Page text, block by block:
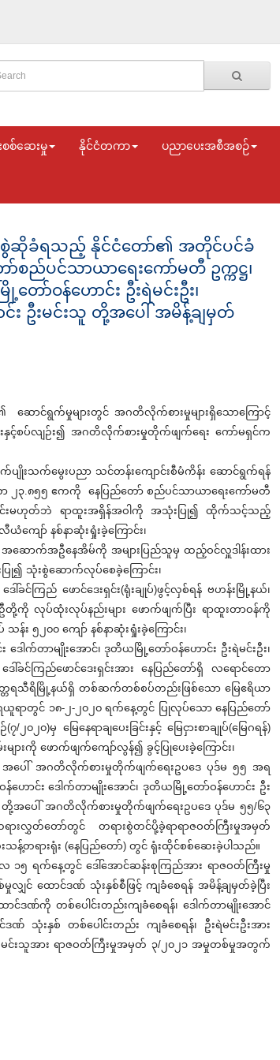
စစ်ဆေးမှု နိုင်ငံတကာ ပညာပေးအစီအစဉ်
စွဲဆိုခံရသည့် နိုင်ငံတော်၏ အတိုင်ပင်ခံ
ာ်စည်ပင်သာယာရေးကော်မတီ ဥက္ကဋ္ဌ၊
ော်ဝန်ဟောင်း ဦးရဲမင်းဦး၊
း ဦးမင်းသူ တို့အပေါ် အမိန့်ချမှတ်
င်ရွက်မှုများတွင် အဂတိလိုက်စားမှုများရှိသောကြောင့်
နှင့်စပ်လျဉ်း၍ အဂတိလိုက်စားမှုတိုက်ဖျက်ရေး ကော်မရှင်က
းသက်မွေးပညာ သင်တန်းကျောင်းစီမံကိန်း ဆောင်ရွက်ရန်
ာ ၂၃.၈၅၅ ဧကကို နေပြည်တော် စည်ပင်သာယာရေးကော်မတီ
င်းမဟုတ်ဘဲ ရာထူးအရှိန်အဝါကို အသုံးပြု၍ ထိုက်သင့်သည့်
ကျော် နစ်နာဆုံးရှုံးခဲ့ကြောင်း၊
အဆောက်အဦနေအိမ်ကို အများပြည်သူမှ ထည့်ဝင်လှူဒါန်းထား
၍ သုံးစွဲဆောက်လုပ်စေခဲ့ကြောင်း၊
ကြည် ဖောင်ဒေးရှင်း(ရုံးချုပ်)ဖွင့်လှစ်ရန် ဗဟန်းမြို့နယ်၊
လုပ်ထုံးလုပ်နည်းများ ဖောက်ဖျက်ပြီး ရာထူးတာဝန်ကို
း ၅၂၀၀ ကျော် နစ်နာဆုံးရှုံးခဲ့ကြောင်း၊
က်တာမျိုးအောင်၊ ဒုတိယမြို့တော်ဝန်ဟောင်း ဦးရဲမင်းဦး၊
င်ကြည်ဖောင်ဒေးရှင်းအား နေပြည်တော်ရှိ လရောင်တော
တရသီရိမြို့နယ်ရှိ တစ်ဆက်တစ်စပ်တည်းဖြစ်သော မြေဧရိယာ
ယူရာတွင် ၁၈-၂-၂၀၂၀ ရက်နေ့တွင် ပြုလုပ်သော နေပြည်တော်
မှ မြေနေရာချပေးခြင်းနှင့် မြေငှားစာချုပ်(မြေဂရန်)
ကို ဖောက်ဖျက်ကျော်လွန်၍ ခွင့်ပြုပေးခဲ့ကြောင်း၊
ါ် အဂတိလိုက်စားမှုတိုက်ဖျက်ရေးဥပဒေ ပုဒ်မ ၅၅ အရ
ဟောင်း ဒေါက်တာမျိုးအောင်၊ ဒုတိယမြို့တော်ဝန်ဟောင်း ဦး
တို့အပေါ် အဂတိလိုက်စားမှုတိုက်ဖျက်ရေးဥပဒေ ပုဒ်မ ၅၅/၆၃
ားလွှတ်တော်တွင် တရားစွဲတင်ပို့ခဲ့ရာရာဇဝတ်ကြီးမှုအမှတ်
းသန့်တရားရုံး (နေပြည်တော်) တွင် ရုံးထိုင်စစ်ဆေးခဲ့ပါသည်။
ရက်နေ့တွင် ဒေါ်အောင်ဆန်းစုကြည်အား ရာဇဝတ်ကြီးမှု
ျှင် ထောင်ဒဏ် သုံးနှစ်စီဖြင့် ကျခံစေရန် အမိန့်ချမှတ်ခဲ့ပြီး
ဒဏ်ကို တစ်ပေါင်းတည်းကျခံစေရန်၊ ဒေါက်တာမျိုးအောင်
သုံးနှစ် တစ်ပေါင်းတည်း ကျခံစေရန်၊ ဦးရဲမင်းဦးအား
င်းသူအား ရာဇဝတ်ကြီးမှုအမှတ် ၃/၂၀၂၁ အမှုတစ်မှုအတွက်